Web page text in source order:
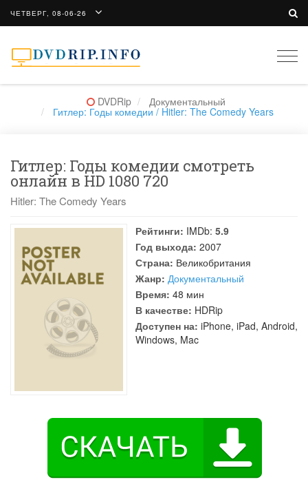
ЧЕТВЕРГ, 08-06-26
DVDRip Документальный
Гитлер: Годы комедии / Hitler: The Comedy Years
Гитлер: Годы комедии смотреть
онлайн в HD 1080 720
Hitler: The Comedy Years
Рейтинги: IMDb: 5.9
Год выхода: 2007
Страна: Великобритания
Жанр: Документальный
Время: 48 мин
В качестве: HDRip
Доступен на: iPhone, iPad, Android,
Windows, Mac